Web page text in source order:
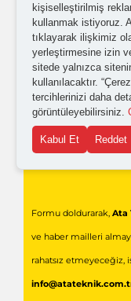
Kişisel
açık rıza
Formu doldurarak, Ata
ve haber mailleri
rahatsız etmeyeceğiz,
kişiselleştirilmiş
kullanmak istiyoruz.
tıklayarak ilişkimiz
yerleştirmesine izin
sitede yalnızca
kullanılacaktır.
tercihlerinizi daha
görüntüleyebilirsiniz.
Kabul Et Reddet